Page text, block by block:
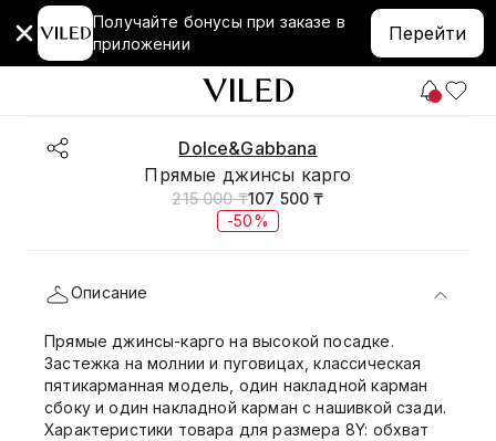
Получайте бонусы при заказе в
приложении
Перейти
Dolce&Gabbana
Прямые джинсы карго
215 000 ₸107 500 ₸
-50%
Описание
Прямые джинсы-карго на высокой посадке.
Застежка на молнии и пуговицах, классическая
пятикарманная модель, один накладной карман
сбоку и один накладной карман с нашивкой сзади.
Характеристики товара для размера 8Y: обхват